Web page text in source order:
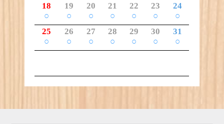
18
○
19
○
20
○
21
○
22
○
23
○
24
○
25
○
26
○
27
○
28
○
29
○
30
○
31
○